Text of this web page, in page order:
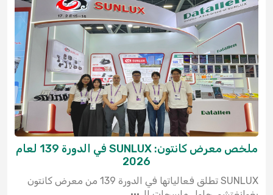
ملخص معرض كانتون: SUNLUX في الدورة 139 لعام
2026
SUNLUX تطلق فعالياتها في الدورة 139 من معرض كانتون